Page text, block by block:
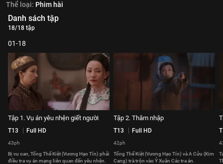
Thể loại: Phim hài
Danh sách tập
18/18 tập
01-18
Tập 1. Vụ án yêu nhện giết người
T13 Full HD
43ph
Bị vu oan, Tống Thế Kiệt (Vương Hạo Tín) phải
điều tra vụ án mạng liên quan đến yêu nhện.
Tập 2. Thâm nhập
T13 Full HD
42ph
Tống Thế Kiệt (Vương Hạo Tín) và A Cửu (Kim
Cang) trà trộn vào Ỷ Xuân Các tra án.